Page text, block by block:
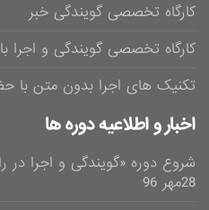
کارگاه تخصصی گویندگی خبر
کارگاه تخصصی گویندگی و اجرا
تکنیک های اجرا بدون متن با
اخبار و اطلاعیه دوره ها
28مهر 96